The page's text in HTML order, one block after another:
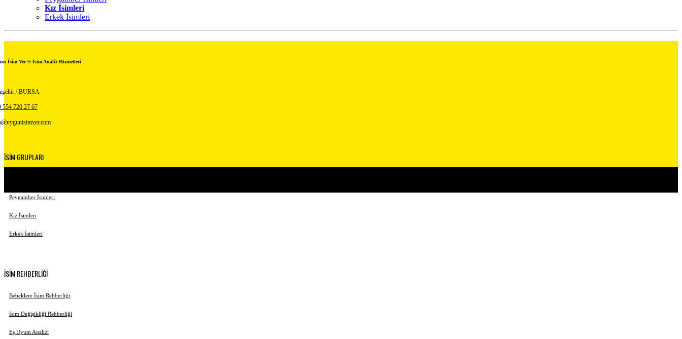
Kız İsimleri
Erkek İsimleri
İsim Ver ® İsim Analiz Hizmetleri
/ BURSA
554 720 27 67
İSİM GRUPLARI
Peygamber İsimleri
Kız İsimleri
Erkek İsimleri
İSİM REHBERLİĞİ
Bebeklere İsim Rehberliği
İsim Değişikliği Rehberliği
Eş Uyum Analizi